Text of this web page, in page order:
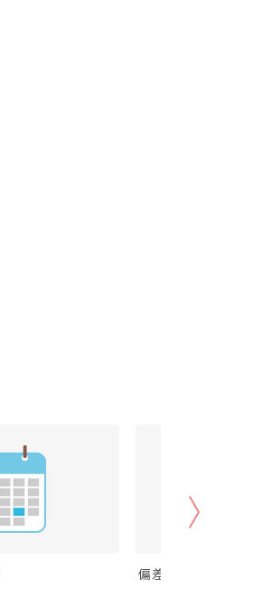
偏差値から上位何